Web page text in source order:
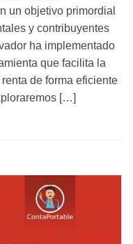
un objetivo primordial
y contribuyentes
ha implementado
que facilita la
de forma eficiente
[…]